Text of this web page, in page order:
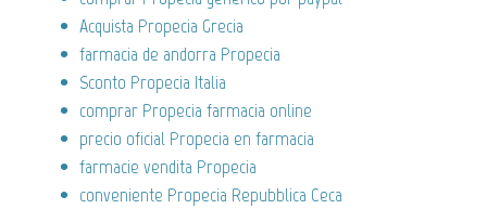
Acquista Propecia Grecia
farmacia de andorra Propecia
Sconto Propecia Italia
comprar Propecia farmacia online
precio oficial Propecia en farmacia
farmacie vendita Propecia
conveniente Propecia Repubblica Ceca